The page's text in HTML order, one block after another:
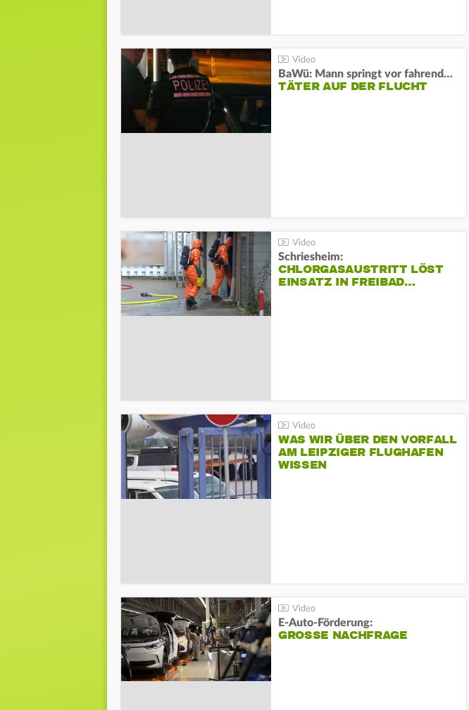
BaWü: Mann springt vor fahrendes Auto und schießt
TÄTER AUF DER FLUCHT
Schriesheim:
CHLORGASAUSTRITT LÖST
EINSATZ IN FREIBAD…
WAS WIR ÜBER DEN VORFALL
AM LEIPZIGER FLUGHAFEN
WISSEN
E-Auto-Förderung:
GROSSE NACHFRAGE